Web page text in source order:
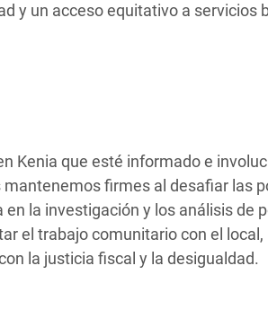
y un acceso equitativo a servicios
Kenia que esté informado e
firmes al desafiar las
la investigación y los análisis de
el trabajo comunitario con el local,
la justicia fiscal y la desigualdad.